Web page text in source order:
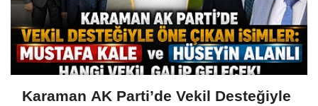
Karaman AK Parti’de Vekil Desteğiyle